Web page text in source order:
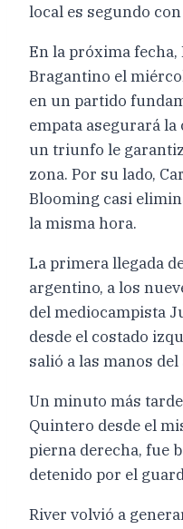
local es segundo
En la próxima
Bragantino el
en un partido
empata asegurará
un triunfo le
zona. Por su lado,
Blooming casi
la misma hora.
La primera llegada
argentino, a los
del mediocampista
desde el costado
salió a las manos
Un minuto más
Quintero desde el
pierna derecha, fue
detenido por el
River volvió a